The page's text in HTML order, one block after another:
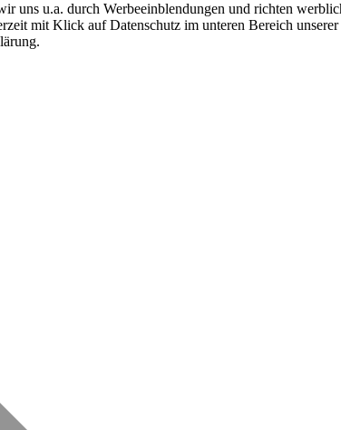
uns u.a. durch Werbeeinblendungen und richten
mit Klick auf Datenschutz im unteren Bereich